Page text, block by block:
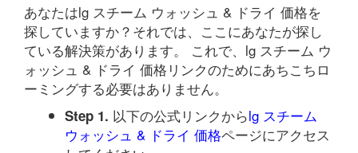
あなたはlg スチーム ウォッシュ & ドライ 価格を
探していますか？それでは、ここにあなたが探し
ている解決策があります。 これで、lg スチーム ウ
ォッシュ & ドライ 価格リンクのためにあちこちロ
ーミングする必要はありません。
Step 1. 以下の公式リンクからlg スチーム
ウォッシュ & ドライ 価格ページにアクセス